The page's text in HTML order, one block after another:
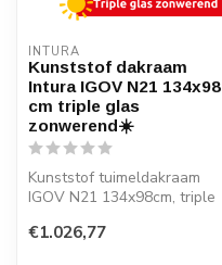
INTURA
Kunststof dakraam
Intura IGOV N21 134x98
cm triple glas
zonwerend☀️
Kunststof tuimeldakraam
IGOV N21 134x98cm, triple
W/m...
€1.026,77